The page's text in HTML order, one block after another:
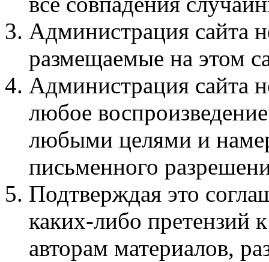
Администрация сайта
размещаемые на этом
Администрация сайта
любое
любыми целями и
письменного
Подтверждая это
каких-либо претензий
авторам материалов,